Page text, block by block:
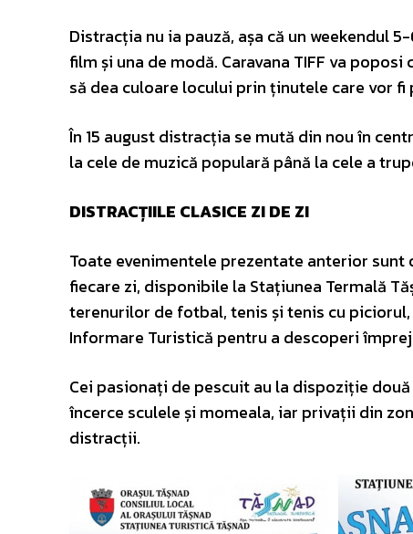
Distracția nu ia pauză, așa că un weekendul
film și una de modă. Caravana TIFF va
să dea culoare locului prin ținutele care vor fi
În 15 august distracția se mută din nou în
la cele de muzică populară până la cele a
DISTRACȚIILE CLASICE ZI DE ZI
Toate evenimentele prezentate anterior
fiecare zi, disponibile la Stațiunea Termală
terenurilor de fotbal, tenis și tenis cu
Informare Turistică pentru a descoperi
Cei pasionați de pescuit au la dispoziție
încerce sculele și momeala, iar privații din
distracții.